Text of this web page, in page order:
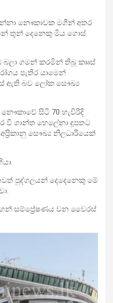
නෞකාවක මගීන් අතර
තුන් දෙනෙකු මිය ගොස්
බලා ගමන් කරමින් තිබූ කෲස්
පැතිර යාමෙන්
ඇති බව ලෝක සෞඛ්‍ය
සිටි 70 හැවිරිදි
වී ශාන්ත හෙලේනා දූපතට
සෞඛ්‍ය නිලධාරියෙක්
පුද්ගලයන් දෙදෙනෙකු මේ
සම්ප්‍රේෂණය වන වෛරස්